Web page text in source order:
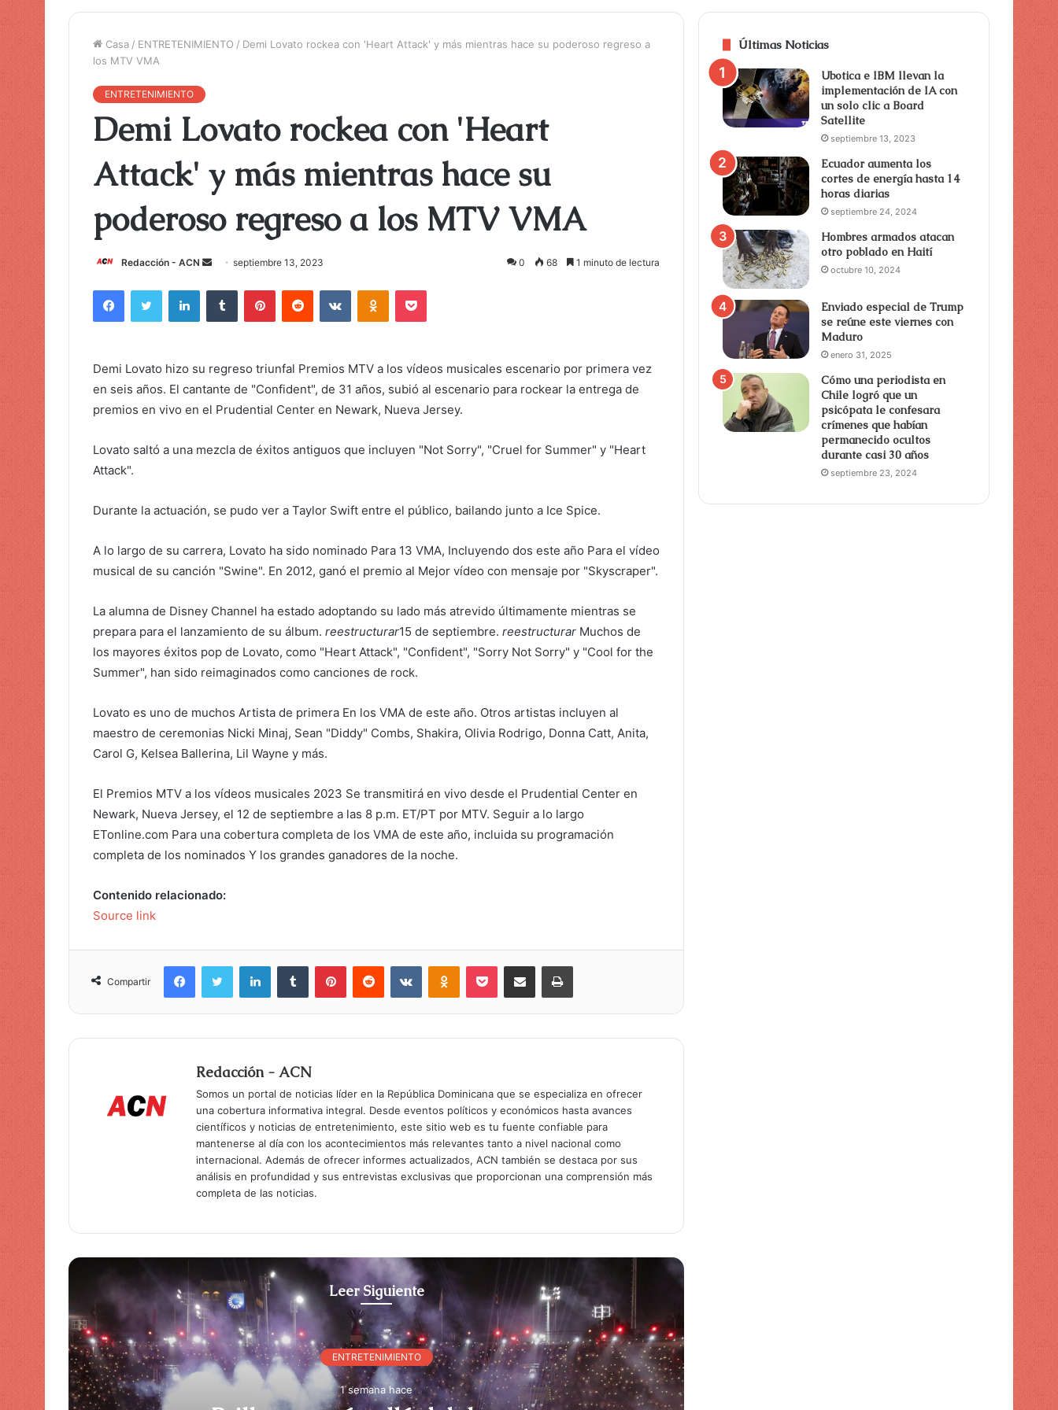
Casa / ENTRETENIMIENTO / Demi Lovato rockea con 'Heart Attack' y más mientras hace su poderoso regreso a
los MTV VMA
ENTRETENIMIENTO
Demi Lovato rockea con 'Heart
Attack' y más mientras hace su
poderoso regreso a los MTV VMA
Redacción - ACN
i
u
n
c
r
o
l
n
i
o
septiembre 13, 2023 0 68 1 minuto de lectura
Demi Lovato hizo su regreso triunfal Premios MTV a los vídeos musicales escenario por primera vez
en seis años. El cantante de "Confident", de 31 años, subió al escenario para rockear la entrega de
premios en vivo en el Prudential Center en Newark, Nueva Jersey.
Lovato saltó a una mezcla de éxitos antiguos que incluyen "Not Sorry", "Cruel for Summer" y "Heart
Attack".
Durante la actuación, se pudo ver a Taylor Swift entre el público, bailando junto a Ice Spice.
A lo largo de su carrera, Lovato ha sido nominado Para 13 VMA, Incluyendo dos este año Para el vídeo
musical de su canción "Swine". En 2012, ganó el premio al Mejor vídeo con mensaje por "Skyscraper".
La alumna de Disney Channel ha estado adoptando su lado más atrevido últimamente mientras se
prepara para el lanzamiento de su álbum. reestructurar15 de septiembre. reestructurar Muchos de
los mayores éxitos pop de Lovato, como "Heart Attack", "Confident", "Sorry Not Sorry" y "Cool for the
Summer", han sido reimaginados como canciones de rock.
Lovato es uno de muchos Artista de primera En los VMA de este año. Otros artistas incluyen al
maestro de ceremonias Nicki Minaj, Sean "Diddy" Combs, Shakira, Olivia Rodrigo, Donna Catt, Anita,
Carol G, Kelsea Ballerina, Lil Wayne y más.
El Premios MTV a los vídeos musicales 2023 Se transmitirá en vivo desde el Prudential Center en
Newark, Nueva Jersey, el 12 de septiembre a las 8 p.m. ET/PT por MTV. Seguir a lo largo
ETonline.com Para una cobertura completa de los VMA de este año, incluida su programación
completa de los nominados Y los grandes ganadores de la noche.
Contenido relacionado:
Source link
Compartir
Redacción - ACN
Somos un portal de noticias líder en la República Dominicana que se especializa en ofrecer
una cobertura informativa integral. Desde eventos políticos y económicos hasta avances
científicos y noticias de entretenimiento, este sitio web es tu fuente confiable para
mantenerse al día con los acontecimientos más relevantes tanto a nivel nacional como
internacional. Además de ofrecer informes actualizados, ACN también se destaca por sus
análisis en profundidad y sus entrevistas exclusivas que proporcionan una comprensión más
completa de las noticias.
Leer Siguiente
ENTRETENIMIENTO
1 semana hace
ENTRETENIMIENTO
"Creo que no quiero nada
Últimas Noticias
Ubotica e IBM llevan la
implementación de IA con
un solo clic a Board
Satellite
septiembre 13, 2023
Ecuador aumenta los
cortes de energía hasta 14
horas diarias
septiembre 24, 2024
Hombres armados atacan
otro poblado en Haití
octubre 10, 2024
Enviado especial de Trump
se reúne este viernes con
Maduro
enero 31, 2025
Cómo una periodista en
Chile logró que un
psicópata le confesara
crímenes que habían
permanecido ocultos
durante casi 30 años
septiembre 23, 2024